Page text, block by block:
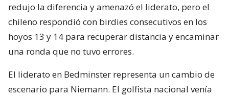
redujo la diferencia y amenazó el liderato, pero el
chileno respondió con birdies consecutivos en los
hoyos 13 y 14 para recuperar distancia y encaminar
una ronda que no tuvo errores.
El liderato en Bedminster representa un cambio de
escenario para Niemann. El golfista nacional venía